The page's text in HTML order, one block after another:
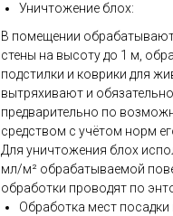
Уничтожение блох:
В помещении
стены на высоту до 1 м,
подстилки и коврики для
вытряхивают и
предварительно по
средством с учётом норм
Для уничтожения блох
мл/м² обрабатываемой
обработки проводят по
Обработка мест